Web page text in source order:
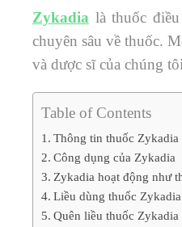
Zykadia là thuốc
chuyên sâu về thuốc.
và dược sĩ của chúng
Table of Contents
Thông tin thuốc Zykadia
Công dụng của Zykadia
Zykadia hoạt động như
Liều dùng thuốc
Quên liều thuốc Zykadia